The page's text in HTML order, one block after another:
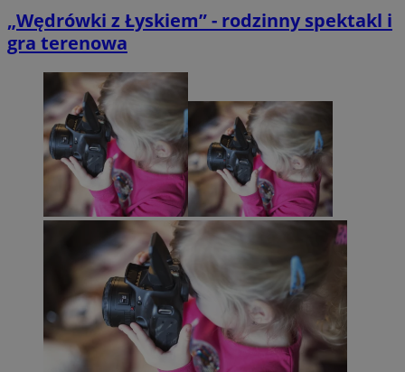
„Wędrówki z Łyskiem” - rodzinny spektakl i
gra terenowa